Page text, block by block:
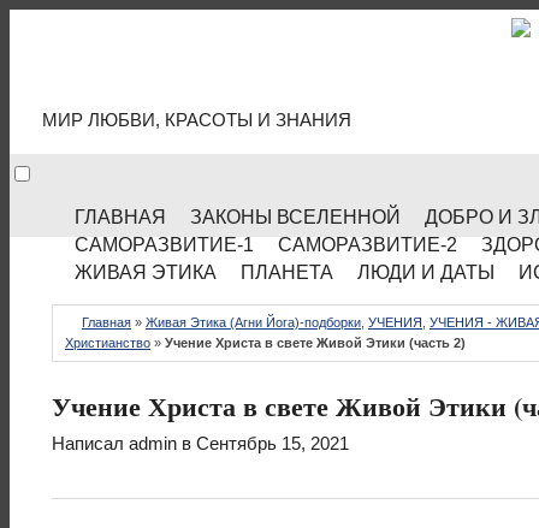
МИР ЛЮБВИ, КРАСОТЫ И ЗНАНИЯ
ГЛАВНАЯ ЗАКОНЫ ВСЕЛЕННОЙ
ДОБРО И
САМОРАЗВИТИЕ-1
САМОРАЗВИТИЕ-2
ЖИВАЯ ЭТИКА
ПЛАНЕТА ЛЮДИ И ДАТЫ
Главная » Живая Этика (Агни Йога)-подборки УЧЕНИЯ УЧЕНИЯ -
Христианство » Учение Христа в свете Живой Этики (часть 2)
Учение Христа в свете Живой Этики
Написал admin в Сентябрь 15, 2021